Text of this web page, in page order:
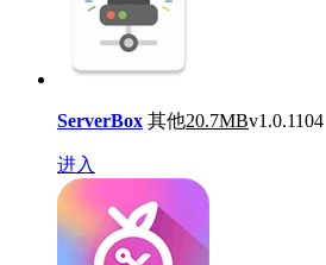
ServerBox 其他20.7MBv1.0.1104
进入